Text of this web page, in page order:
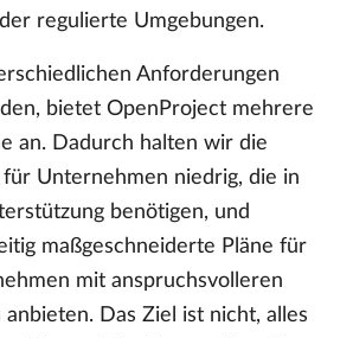
regulierte Umgebungen.
Anforderungen
bietet OpenProject mehrere
an. Dadurch halten wir die
für Unternehmen niedrig, die in
benötigen, und
maßgeschneiderte Pläne für
mit anspruchsvolleren
Das Ziel ist nicht, alles